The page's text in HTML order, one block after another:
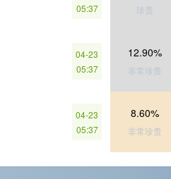
05:37
珍贵
04-23
05:37
12.90%
非常珍贵
04-23
05:37
8.60%
非常珍贵